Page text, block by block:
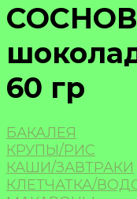
60 гр
БАКАЛЕЯ
КРУПЫ/РИС
КАШИ/ЗАВТРАКИ
КЛЕТЧАТКА/